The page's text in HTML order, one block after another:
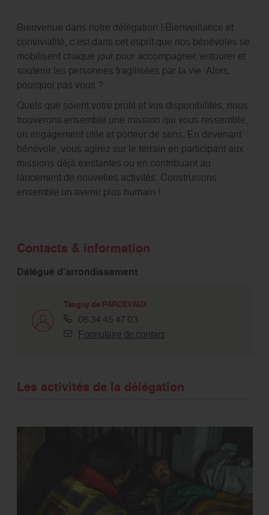
Bienvenue dans notre délégation ! Bienveillance et
convivialité, c’est dans cet esprit que nos bénévoles se
mobilisent chaque jour pour accompagner, entourer et
soutenir les personnes fragilisées par la vie. Alors,
pourquoi pas vous ?
Quels que soient votre profil et vos disponibilités, nous
trouverons ensemble une mission qui vous ressemble,
un engagement utile et porteur de sens. En devenant
bénévole, vous agirez sur le terrain en participant aux
missions déjà existantes ou en contribuant au
lancement de nouvelles activités. Construisons
ensemble un avenir plus humain !
Contacts & information
Délégué d'arrondissement
Tanguy de PARCEVAUX
06 34 45 47 03
Formulaire de contact
Les activités de la délégation